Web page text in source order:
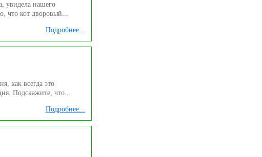
увидела нашего
что кот дворовый...
Подробнее...
как всегда это
Подскажите, что...
Подробнее...